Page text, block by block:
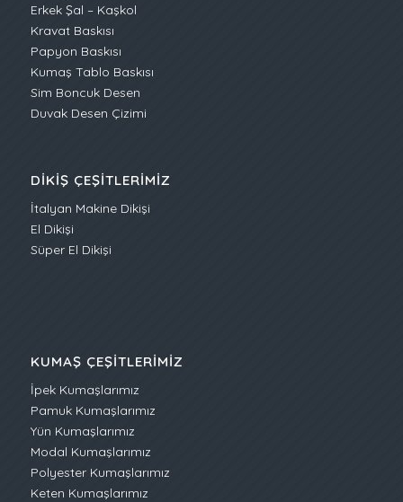
Erkek Şal – Kaşkol
Kravat Baskısı
Papyon Baskısı
Kumaş Tablo Baskısı
Sim Boncuk Desen
Duvak Desen Çizimi
DIKIŞ ÇEŞITLERIMIZ
İtalyan Makine Dikişi
El Dikişi
Süper El Dikişi
KUMAŞ ÇEŞITLERIMIZ
İpek Kumaşlarımız
Pamuk Kumaşlarımız
Yün Kumaşlarımız
Modal Kumaşlarımız
Polyester Kumaşlarımız
Keten Kumaşlarımız